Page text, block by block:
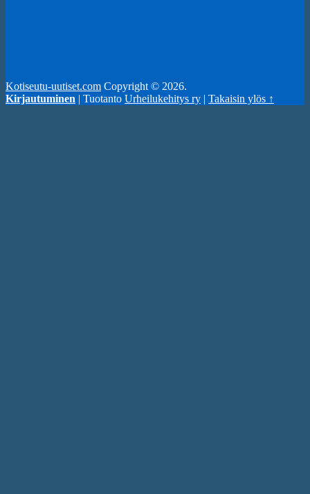
Kotiseutu-uutiset.com Copyright © 2026.
Kirjautuminen | Tuotanto Urheilukehitys ry | Takaisin ylös ↑